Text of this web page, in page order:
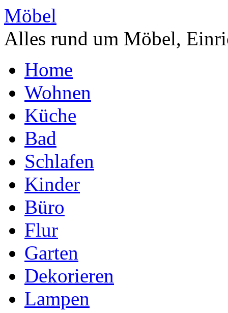
Möbel
Alles rund um Möbel,
Home
Wohnen
Küche
Bad
Schlafen
Kinder
Büro
Flur
Garten
Dekorieren
Lampen